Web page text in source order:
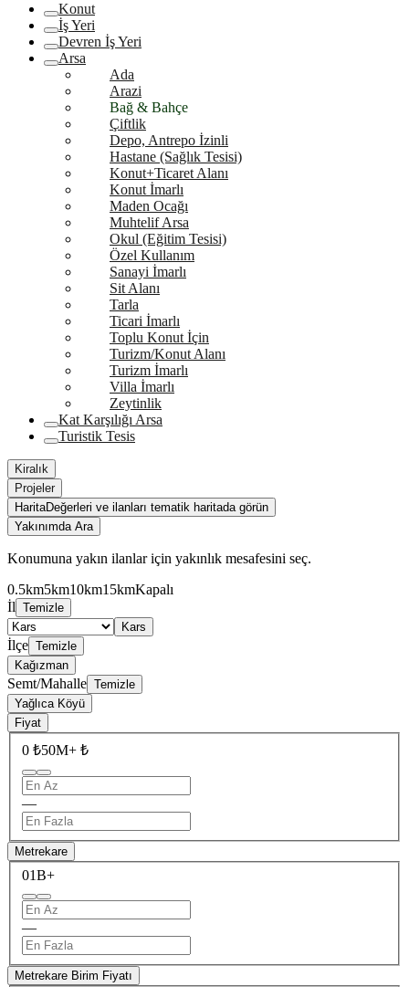
Konut
İş Yeri
Devren İş Yeri
Arsa
Ada
Arazi
Bağ & Bahçe
Çiftlik
Depo, Antrepo İzinli
Hastane (Sağlık Tesisi)
Konut+Ticaret Alanı
Konut İmarlı
Maden Ocağı
Muhtelif Arsa
Okul (Eğitim Tesisi)
Özel Kullanım
Sanayi İmarlı
Sit Alanı
Tarla
Ticari İmarlı
Toplu Konut İçin
Turizm/Konut Alanı
Turizm İmarlı
Villa İmarlı
Zeytinlik
Kat Karşılığı Arsa
Turistik Tesis
Kiralık
Projeler
HaritaDeğerleri ve ilanları tematik haritada görün
Yakınımda Ara
Konumuna yakın ilanlar için yakınlık mesafesini seç.
0.5km5km10km15kmKapalı
İl Temizle
Kars
İlçe Temizle
Kağızman
Semt/Mahalle Temizle
Yağlıca Köyü
Fiyat
0 ₺50M+ ₺
—
Metrekare
01B+
—
Metrekare Birim Fiyatı